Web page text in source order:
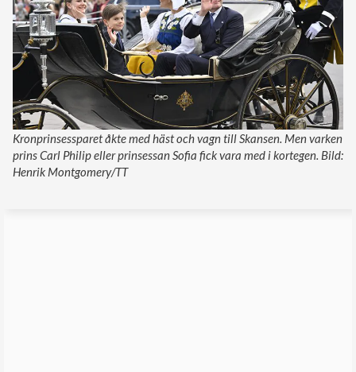
Kronprinsessparet åkte med häst och vagn till Skansen. Men varken
prins Carl Philip eller prinsessan Sofia fick vara med i kortegen. Bild:
Henrik Montgomery/TT